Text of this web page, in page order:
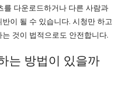
를 다운로드하거나 다른 사람과
이 될 수 있습니다. 시청만 하고
것이 법적으로도 안전합니다.
는 방법이 있을까